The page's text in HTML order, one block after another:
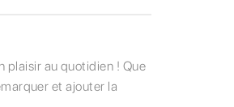
plaisir au quotidien ! Que
et ajouter la